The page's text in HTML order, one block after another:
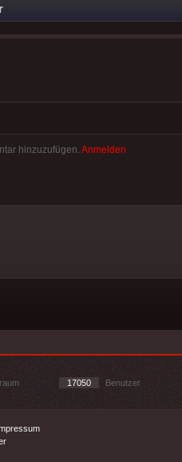
hinzuzufügen. Anmelden
17050 Benutzer